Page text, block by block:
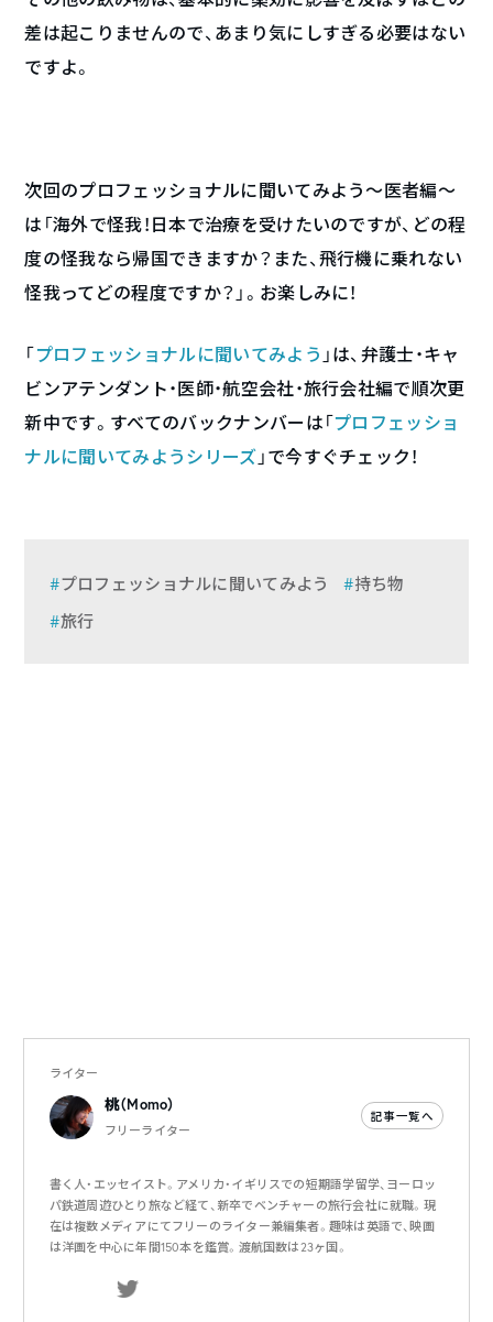
差は起こりませんので、あまり気にしすぎる必要はない
ですよ。
次回のプロフェッショナルに聞いてみよう〜医者編〜
は「海外で怪我！日本で治療を受けたいのですが、どの程
度の怪我なら帰国できますか？また、飛行機に乗れない
怪我ってどの程度ですか？」。お楽しみに！
「プロフェッショナルに聞いてみよう 」は、弁護士・キャ
ビンアテンダント・医師・航空会社・旅行会社編で順次更
新中です。すべてのバックナンバーは「プロフェッショ
ナルに聞いてみようシリーズ 」で今すぐチェック！
プロフェッショナルに聞いてみよう
持ち物
旅行
ライター
桃（Momo）
フリーライター
記事一覧へ
書く人・エッセイスト。アメリカ・イギリスでの短期語学留学、ヨーロッ
パ鉄道周遊ひとり旅など経て、新卒でベンチャーの旅行会社に就職。現
在は複数メディアにてフリーのライター兼編集者。趣味は英語で、映画
は洋画を中心に年間150本を鑑賞。渡航国数は23ヶ国。